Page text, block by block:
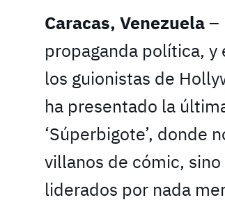
Caracas, Venezuela –
propaganda política,
los guionistas de
ha presentado la
‘Súperbigote’, donde
villanos de cómic,
liderados por nada